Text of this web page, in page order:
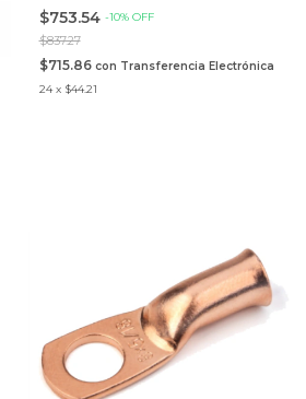
$753.54 -10% OFF
$837.27
$715.86 con Transferencia Electrónica
24 x $44.21